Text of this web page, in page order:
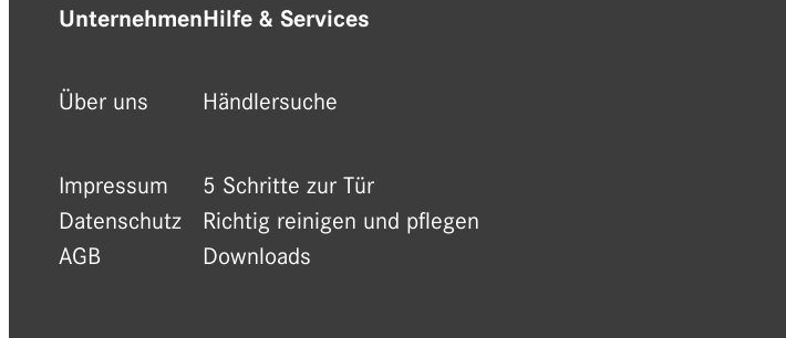
Unternehmen
Über uns
Impressum
Datenschutz
AGB
Hilfe & Services
Händlersuche
5 Schritte zur Tür
Richtig reinigen und pflegen
Downloads